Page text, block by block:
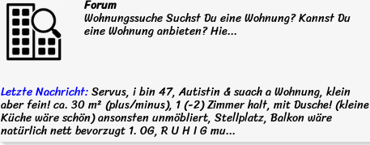
Forum
Wohnungssuche Suchst Du eine Wohnung? Kannst Du
eine Wohnung anbieten? Hie...
Letzte Nachricht:Servus, i bin 47, Autistin & suach a Wohnung, klein
aber fein! ca. 30 m² (plus/minus), 1 (-2) Zimmer halt, mit Dusche! (kleine
Küche wäre schön) ansonsten unmöbliert, Stellplatz, Balkon wäre
natürlich nett bevorzugt 1. OG, R U H I G mu...